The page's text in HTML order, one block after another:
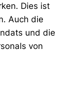
Dies ist
Auch die
und die
von